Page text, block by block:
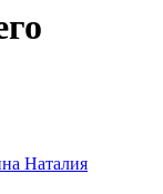
Наталия